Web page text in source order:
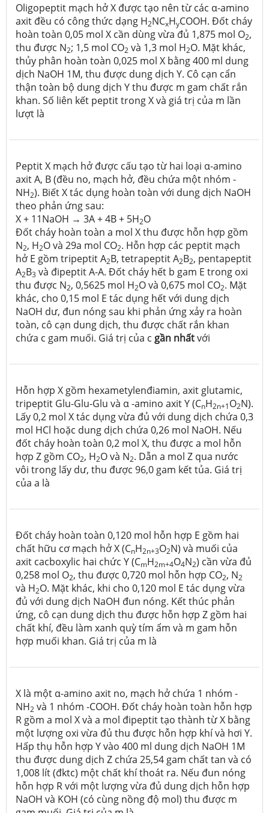
Oligopeptit mạch hở X được tạo nên từ các α-amino
axit đều có công thức dạng H2NCxHyCOOH. Đốt cháy
hoàn toàn 0,05 mol X cần dùng vừa đủ 1,875 mol O2,
thu được N2; 1,5 mol CO2 và 1,3 mol H2O. Mặt khác,
thủy phân hoàn toàn 0,025 mol X bằng 400 ml dung
dịch NaOH 1M, thu được dung dịch Y. Cô cạn cẩn
thận toàn bộ dung dịch Y thu được m gam chất rắn
khan. Số liên kết peptit trong X và giá trị của m lần
lượt là
Peptit X mạch hở được cấu tạo từ hai loại α-amino
axit A, B (đều no, mạch hở, đều chứa một nhóm -
NH2). Biết X tác dụng hoàn toàn với dung dịch NaOH
theo phản ứng sau:
X + 11NaOH → 3A + 4B + 5H2O
Đốt cháy hoàn toàn a mol X thu được hỗn hợp gồm
N2, H2O và 29a mol CO2. Hỗn hợp các peptit mạch
hở E gồm tripeptit A2B, tetrapeptit A2B2, pentapeptit
A2B3 và đipeptit A-A. Đốt cháy hết b gam E trong oxi
thu được N2, 0,5625 mol H2O và 0,675 mol CO2. Mặt
khác, cho 0,15 mol E tác dụng hết với dung dịch
NaOH dư, đun nóng sau khi phản ứng xảy ra hoàn
toàn, cô cạn dung dịch, thu được chất rắn khan
chứa c gam muối. Giá trị của c gần nhấtvới
Hỗn hợp X gồm hexametylenđiamin, axit glutamic,
tripeptit Glu-Glu-Glu và α -amino axit Y (CnH2n+1O2N).
Lấy 0,2 mol X tác dụng vừa đủ với dung dịch chứa 0,3
mol HCl hoặc dung dịch chứa 0,26 mol NaOH. Nếu
đốt cháy hoàn toàn 0,2 mol X, thu được a mol hỗn
hợp Z gồm CO2, H2O và N2. Dẫn a mol Z qua nước
vôi trong lấy dư, thu được 96,0 gam kết tủa. Giá trị
của a là
Đốt cháy hoàn toàn 0,120 mol hỗn hợp E gồm hai
chất hữu cơ mạch hở X (CnH2n+3O2N) và muối của
axit cacboxylic hai chức Y (CmH2m+4O4N2) cần vừa đủ
0,258 mol O2, thu được 0,720 mol hỗn hợp CO2, N2
và H2O. Mặt khác, khi cho 0,120 mol E tác dụng vừa
đủ với dung dịch NaOH đun nóng. Kết thúc phản
ứng, cô cạn dung dịch thu được hỗn hợp Z gồm hai
chất khí, đều làm xanh quỳ tím ẩm và m gam hỗn
hợp muối khan. Giá trị của m là
X là một α-amino axit no, mạch hở chứa 1 nhóm -
NH2 và 1 nhóm -COOH. Đốt cháy hoàn toàn hỗn hợp
R gồm a mol X và a mol đipeptit tạo thành từ X bằng
một lượng oxi vừa đủ thu được hỗn hợp khí và hơi Y.
Hấp thụ hỗn hợp Y vào 400 ml dung dịch NaOH 1M
thu được dung dịch Z chứa 25,54 gam chất tan và có
1,008 lít (đktc) một chất khí thoát ra. Nếu đun nóng
hỗn hợp R với một lượng vừa đủ dung dịch hỗn hợp
NaOH và KOH (có cùng nồng độ mol) thu được m